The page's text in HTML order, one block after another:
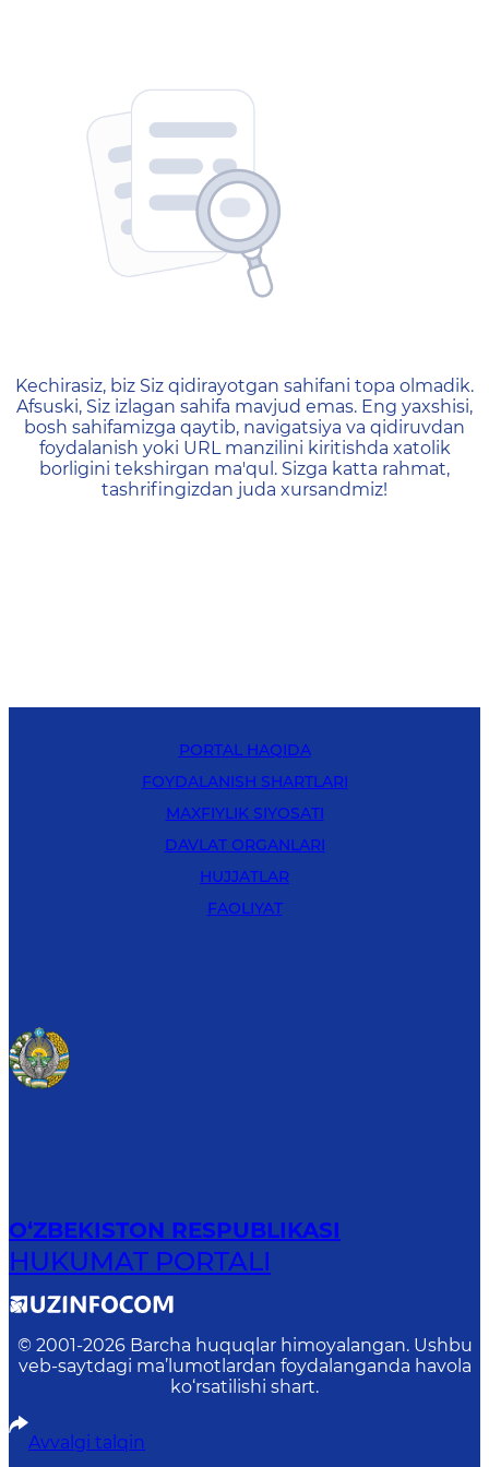
404 — Страница не
Kechirasiz, biz Siz qidirayotgan sahifani topa olmadik.
Afsuski, Siz izlagan sahifa mavjud emas. Eng yaxshisi,
bosh sahifamizga qaytib, navigatsiya va qidiruvdan
foydalanish yoki URL manzilini kiritishda xatolik
borligini tekshirgan ma'qul. Sizga katta rahmat,
tashrifingizdan juda xursandmiz!
PORTAL HAQIDA
FOYDALANISH SHARTLARI
MAXFIYLIK SIYOSATI
DAVLAT ORGANLARI
HUJJATLAR
FAOLIYAT
O‘ZBEKISTON RESPUBLIKASI
HUKUMAT PORTALI
© 2001-2026 Barcha huquqlar himoyalangan. Ushbu
veb-saytdagi ma’lumotlardan foydalanganda havola
ko‘rsatilishi shart.
Avvalgi talqin